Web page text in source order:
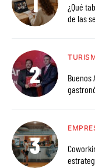
¿Qué
de las
Buenos